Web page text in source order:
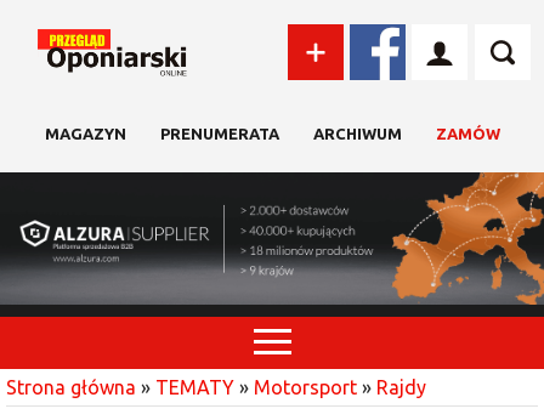
MAGAZYN PRENUMERATA ARCHIWUM ZAMÓW
Strona główna » TEMATY » Motorsport » Rajdy